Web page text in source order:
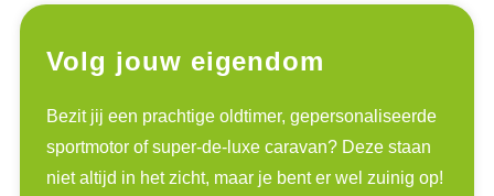
Volg jouw eigendom
Bezit jij een prachtige oldtimer, gepersonaliseerde
sportmotor of super-de-luxe caravan? Deze staan
niet altijd in het zicht, maar je bent er wel zuinig op!